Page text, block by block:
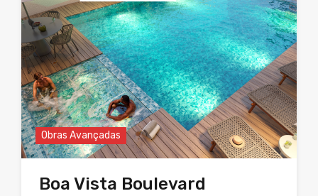
Obras Avançadas
Boa Vista Boulevard